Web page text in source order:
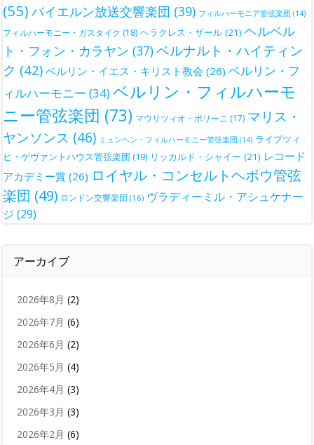
(55) バイエルン放送交響楽団 (39) フィルハーモニア管弦楽団 (14)
フィルハーモニー・ガスタイク (18) ヘラクレス・ザール (21) ヘルベル
ト・フォン・カラヤン (37)ベルナルト・ハイティン
ク (42) ベルリン・イエス・キリスト教会 (26) ベルリン・フ
ィルハーモニー (34)ベルリン・フィルハーモ
ニー管弦楽団 (73) マウリツィオ・ポリーニ (17) マリス・
ヤンソンス (46) ミュンヘン・フィルハーモニー管弦楽団 (14) ライプツィ
ヒ・ゲヴァントハウス管弦楽団 (19) リッカルド・シャイー (21) レコード
アカデミー賞 (26) ロイヤル・コンセルトヘボウ管弦
楽団 (49) ロンドン交響楽団 (16) ヴラディーミル・アシュケナー
ジ (29)
アーカイブ
2026年8月 (2)
2026年7月 (6)
2026年6月 (2)
2026年5月 (4)
2026年4月 (3)
2026年3月 (3)
2026年2月 (6)